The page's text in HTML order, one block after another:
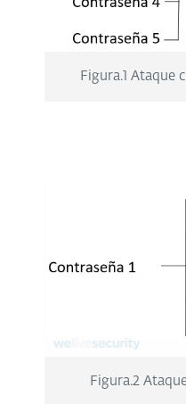
Figura.1 Ataque
Figura.2